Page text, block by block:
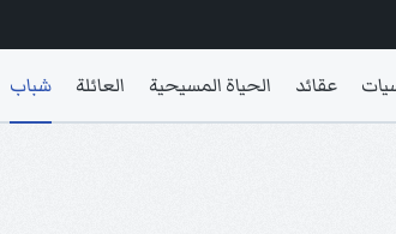
عقائد الحياة المسيحية العائلة شباب